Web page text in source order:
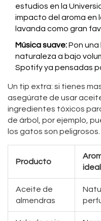
estudios en la
impacto del aroma en
lavanda como gran
Música suave:Pon
naturaleza a bajo
Spotify ya pensadas
Un tip extra: si tienes
asegúrate de usar
ingredientes tóxicos
de árbol, por ejemplo,
los gatos son peligrosos.
Producto
ideal
Aceite de
almendras